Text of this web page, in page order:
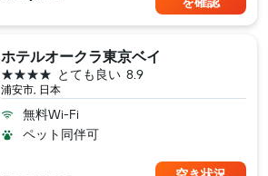
ホテルオークラ東京ベイ
浦安市, 日本
8.9
とても良い
4つ星
無料Wi-Fi
ペット同伴可